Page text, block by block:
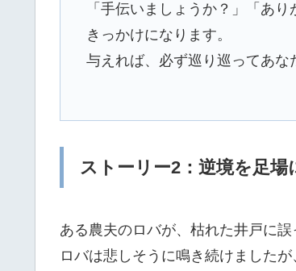
「手伝いましょうか？」「あ
きっかけになります。
与えれば、必ず巡り巡ってあな
ストーリー2：逆境を足場
ある農夫のロバが、枯れた井戸に誤
ロバは悲しそうに鳴き続けました